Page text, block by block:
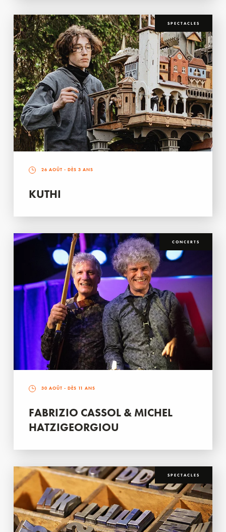
SPECTACLES
26 AOÛT - DÈS 3 ANS
KUTHI
CONCERTS
30 AOÛT - DÈS 11 ANS
FABRIZIO CASSOL & MICHEL
HATZIGEORGIOU
SPECTACLES